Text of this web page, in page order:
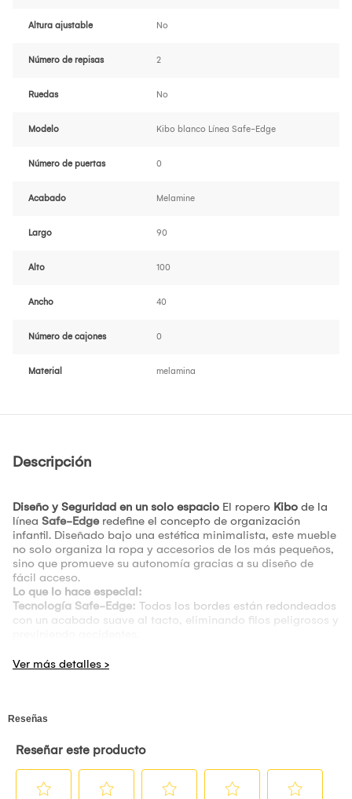
Altura ajustable No
Número de repisas 2
Ruedas No
Modelo Kibo blanco Línea Safe-Edge
Número de puertas 0
Acabado Melamine
Largo 90
Alto 100
Ancho 40
Número de cajones 0
Material melamina
Descripción
Diseño y Seguridad en un solo espacio El ropero Kibo de la
línea Safe-Edgeredefine el concepto de organización
infantil. Diseñado bajo una estética minimalista, este mueble
no solo organiza la ropa y accesorios de los más pequeños,
sino que promueve su autonomía gracias a su diseño de
fácil acceso.
Lo que lo hace especial:
Tecnología Safe-Edge: Todos los bordes están redondeados
con un acabado suave al tacto, eliminando filos peligrosos y
resistencia con estanterías laterales para cajas
iluminación cálida y decoración contemporánea.
crezca con el niño, adaptándose a diferentes etapas y estilos
Información adicional:
Producto fabricado a pedido